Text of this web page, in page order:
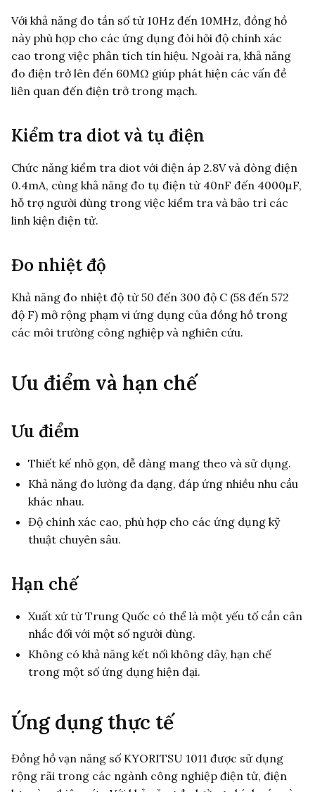
Với khả năng đo tần số từ 10Hz đến 10MHz, đồng hồ
này phù hợp cho các ứng dụng đòi hỏi độ chính xác
cao trong việc phân tích tín hiệu. Ngoài ra, khả năng
đo điện trở lên đến 60MΩ giúp phát hiện các vấn đề
liên quan đến điện trở trong mạch.
Kiểm tra diot và tụ điện
Chức năng kiểm tra diot với điện áp 2.8V và dòng điện
0.4mA, cùng khả năng đo tụ điện từ 40nF đến 4000µF,
hỗ trợ người dùng trong việc kiểm tra và bảo trì các
linh kiện điện tử.
Đo nhiệt độ
Khả năng đo nhiệt độ từ 50 đến 300 độ C (58 đến 572
độ F) mở rộng phạm vi ứng dụng của đồng hồ trong
các môi trường công nghiệp và nghiên cứu.
Ưu điểm và hạn chế
Ưu điểm
Thiết kế nhỏ gọn, dễ dàng mang theo và sử dụng.
Khả năng đo lường đa dạng, đáp ứng nhiều nhu cầu
khác nhau.
Độ chính xác cao, phù hợp cho các ứng dụng kỹ
thuật chuyên sâu.
Hạn chế
Xuất xứ từ Trung Quốc có thể là một yếu tố cần cân
nhắc đối với một số người dùng.
Không có khả năng kết nối không dây, hạn chế
trong một số ứng dụng hiện đại.
Ứng dụng thực tế
Đồng hồ vạn năng số KYORITSU 1011 được sử dụng
rộng rãi trong các ngành công nghiệp điện tử, điện